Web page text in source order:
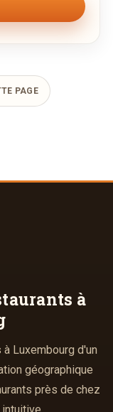
PAGE
à
Luxembourg d'un
géographique
près de chez